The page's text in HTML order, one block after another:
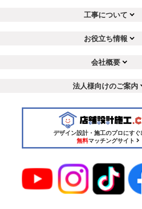
工事について
お役立ち情報
会社概要
法人様向けのご案内
デザイン設計・施工のプロにすぐ
無料マッチングサイト